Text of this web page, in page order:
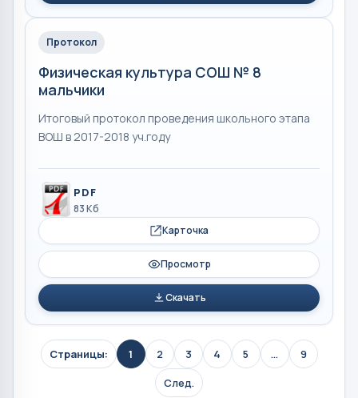
Протокол
Физическая культура СОШ № 8
мальчики
Итоговый протокол проведения школьного этапа
ВОШ в 2017-2018 уч.году
PDF
83 Кб
Карточка
Просмотр
Скачать
Страницы: 1 2 3 4 5 ...
9
След.